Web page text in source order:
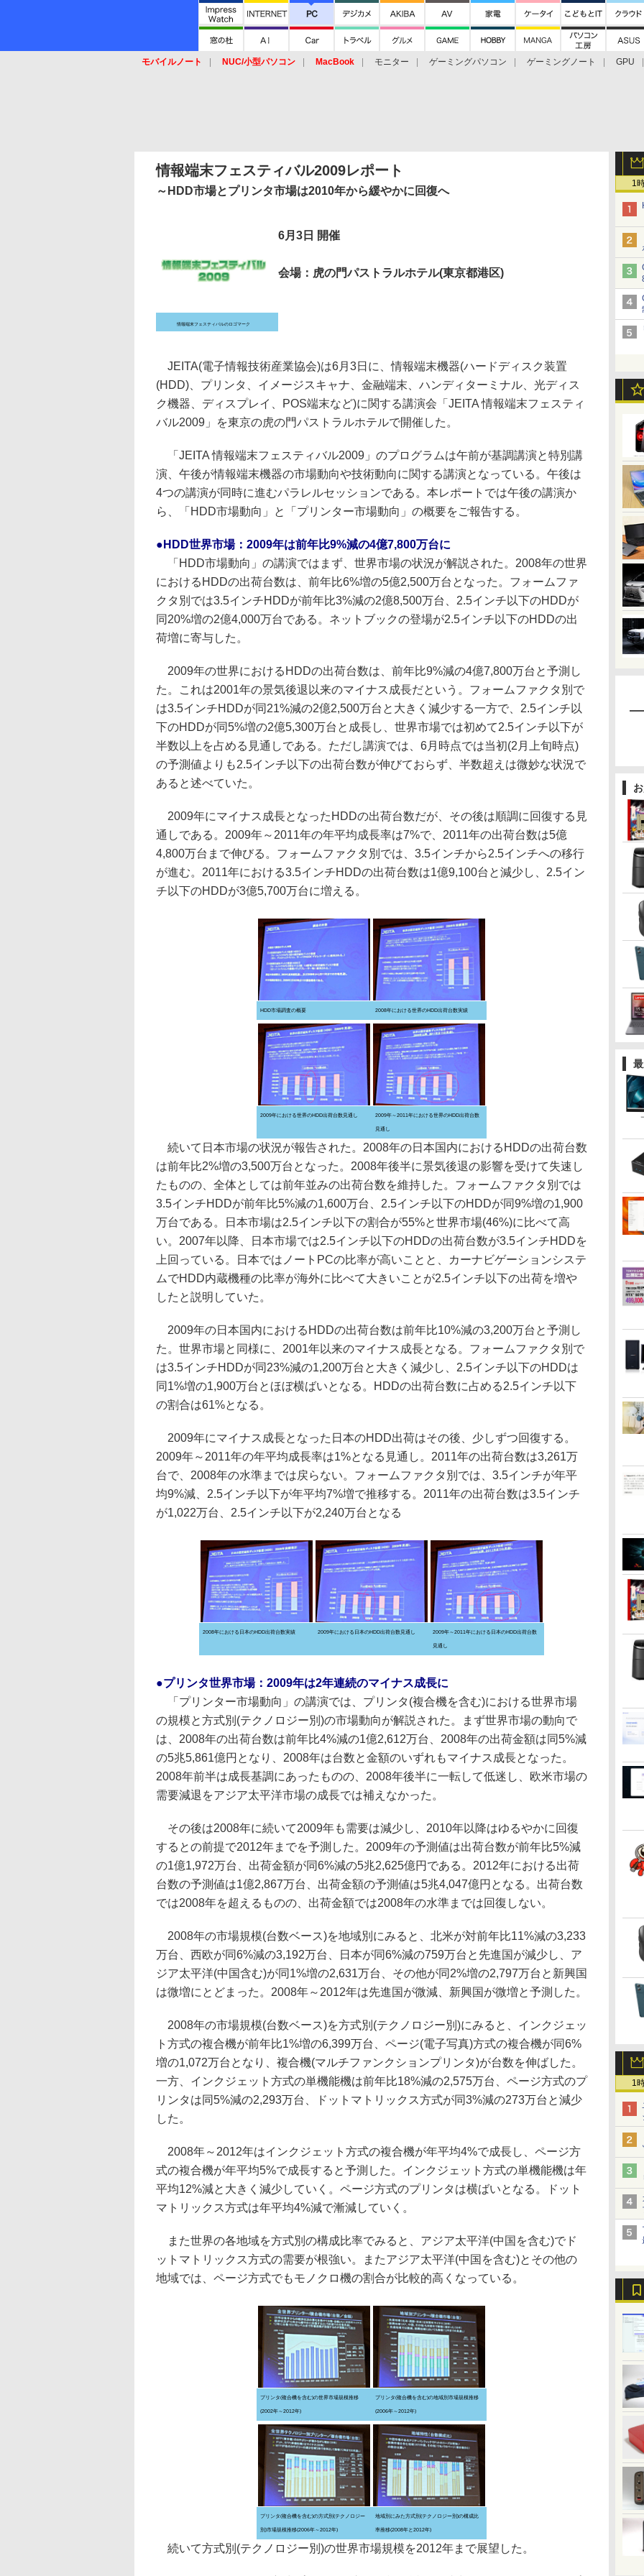
モバイルノート NUC/小型パソコン MacBook モニター ゲーミングパソコン ゲーミングノート
GPU
1
1
情報端末フェスティバル2009レポート
～HDD市場とプリンタ市場は2010年から緩やかに回復へ
情報端末フェスティバルのロゴマーク
6月3日 開催
会場：虎の門パストラルホテル(東京都港区)
JEITA(電子情報技術産業協会)は6月3日に、情報端末機器(ハードディスク装置
(HDD)、プリンタ、イメージスキャナ、金融端末、ハンディターミナル、光ディス
ク機器、ディスプレイ、POS端末など)に関する講演会「JEITA 情報端末フェスティ
バル2009」を東京の虎の門パストラルホテルで開催した。
「JEITA 情報端末フェスティバル2009」のプログラムは午前が基調講演と特別講
演、午後が情報端末機器の市場動向や技術動向に関する講演となっている。午後は
4つの講演が同時に進むパラレルセッションである。本レポートでは午後の講演か
ら、「HDD市場動向」と「プリンター市場動向」の概要をご報告する。
●HDD世界市場：2009年は前年比9%減の4億7,800万台に
「HDD市場動向」の講演ではまず、世界市場の状況が解説された。2008年の世界
におけるHDDの出荷台数は、前年比6%増の5億2,500万台となった。フォームファ
クタ別では3.5インチHDDが前年比3%減の2億8,500万台、2.5インチ以下のHDDが
同20%増の2億4,000万台である。ネットブックの登場が2.5インチ以下のHDDの出
荷増に寄与した。
2009年の世界におけるHDDの出荷台数は、前年比9%減の4億7,800万台と予測し
た。これは2001年の景気後退以来のマイナス成長だという。フォームファクタ別で
は3.5インチHDDが同21%減の2億2,500万台と大きく減少する一方で、2.5インチ以
下のHDDが同5%増の2億5,300万台と成長し、世界市場では初めて2.5インチ以下が
半数以上を占める見通しである。ただし講演では、6月時点では当初(2月上旬時点)
の予測値よりも2.5インチ以下の出荷台数が伸びておらず、半数超えは微妙な状況で
あると述べていた。
2009年にマイナス成長となったHDDの出荷台数だが、その後は順調に回復する見
通しである。2009年～2011年の年平均成長率は7%で、2011年の出荷台数は5億
4,800万台まで伸びる。フォームファクタ別では、3.5インチから2.5インチへの移行
が進む。2011年における3.5インチHDDの出荷台数は1億9,100台と減少し、2.5イン
チ以下のHDDが3億5,700万台に増える。
HDD市場調査の概要 2008年における世界のHDD出荷台数実績
2009年における世界のHDD出荷台数見通し 2009年～2011年における世界のHDD出荷台数
見通し
続いて日本市場の状況が報告された。2008年の日本国内におけるHDDの出荷台数
は前年比2%増の3,500万台となった。2008年後半に景気後退の影響を受けて失速し
たものの、全体としては前年並みの出荷台数を維持した。フォームファクタ別では
3.5インチHDDが前年比5%減の1,600万台、2.5インチ以下のHDDが同9%増の1,900
万台である。日本市場は2.5インチ以下の割合が55%と世界市場(46%)に比べて高
い。2007年以降、日本市場では2.5インチ以下のHDDの出荷台数が3.5インチHDDを
上回っている。日本ではノートPCの比率が高いことと、カーナビゲーションシステ
ムでHDD内蔵機種の比率が海外に比べて大きいことが2.5インチ以下の出荷を増や
したと説明していた。
2009年の日本国内におけるHDDの出荷台数は前年比10%減の3,200万台と予測し
た。世界市場と同様に、2001年以来のマイナス成長となる。フォームファクタ別で
は3.5インチHDDが同23%減の1,200万台と大きく減少し、2.5インチ以下のHDDは
同1%増の1,900万台とほぼ横ばいとなる。HDDの出荷台数に占める2.5インチ以下
の割合は61%となる。
2009年にマイナス成長となった日本のHDD出荷はその後、少しずつ回復する。
2009年～2011年の年平均成長率は1%となる見通し。2011年の出荷台数は3,261万
台で、2008年の水準までは戻らない。フォームファクタ別では、3.5インチが年平
均9%減、2.5インチ以下が年平均7%増で推移する。2011年の出荷台数は3.5インチ
が1,022万台、2.5インチ以下が2,240万台となる
2008年における日本のHDD出荷台数実績 2009年における日本のHDD出荷台数見通し 2009年～2011年における日本のHDD出荷台数
見通し
●プリンタ世界市場：2009年は2年連続のマイナス成長に
「プリンター市場動向」の講演では、プリンタ(複合機を含む)における世界市場
の規模と方式別(テクノロジー別)の市場動向が解説された。まず世界市場の動向で
は、2008年の出荷台数は前年比4%減の1億2,612万台、2008年の出荷金額は同5%減
の5兆5,861億円となり、2008年は台数と金額のいずれもマイナス成長となった。
2008年前半は成長基調にあったものの、2008年後半に一転して低迷し、欧米市場の
需要減退をアジア太平洋市場の成長では補えなかった。
その後は2008年に続いて2009年も需要は減少し、2010年以降はゆるやかに回復
するとの前提で2012年までを予測した。2009年の予測値は出荷台数が前年比5%減
の1億1,972万台、出荷金額が同6%減の5兆2,625億円である。2012年における出荷
台数の予測値は1億2,867万台、出荷金額の予測値は5兆4,047億円となる。出荷台数
では2008年を超えるものの、出荷金額では2008年の水準までは回復しない。
2008年の市場規模(台数ベース)を地域別にみると、北米が対前年比11%減の3,233
万台、西欧が同6%減の3,192万台、日本が同6%減の759万台と先進国が減少し、ア
ジア太平洋(中国含む)が同1%増の2,631万台、その他が同2%増の2,797万台と新興国
は微増にとどまった。2008年～2012年は先進国が微減、新興国が微増と予測した。
2008年の市場規模(台数ベース)を方式別(テクノロジー別)にみると、インクジェッ
ト方式の複合機が前年比1%増の6,399万台、ページ(電子写真)方式の複合機が同6%
増の1,072万台となり、複合機(マルチファンクションプリンタ)が台数を伸ばした。
一方、インクジェット方式の単機能機は前年比18%減の2,575万台、ページ方式のプ
リンタは同5%減の2,293万台、ドットマトリックス方式が同3%減の273万台と減少
した。
2008年～2012年はインクジェット方式の複合機が年平均4%で成長し、ページ方
式の複合機が年平均5%で成長すると予測した。インクジェット方式の単機能機は年
平均12%減と大きく減少していく。ページ方式のプリンタは横ばいとなる。ドット
マトリックス方式は年平均4%減で漸減していく。
また世界の各地域を方式別の構成比率でみると、アジア太平洋(中国を含む)でド
ットマトリックス方式の需要が根強い。またアジア太平洋(中国を含む)とその他の
地域では、ページ方式でもモノクロ機の割合が比較的高くなっている。
プリンタ(複合機を含む)の世界市場規模推移
(2002年～2012年)
プリンタ(複合機を含む)の地域別市場規模推移
(2006年～2012年)
プリンタ(複合機を含む)の方式別(テクノロジー
別)市場規模推移(2006年～2012年)
地域別にみた方式別(テクノロジー別)の構成比
率推移(2008年と2012年)
続いて方式別(テクノロジー別)の世界市場規模を2012年まで展望した。